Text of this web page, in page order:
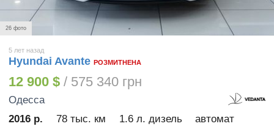
26 фото
5 лет назад
Hyundai Avante РОЗМИТНЕНА
12 900 $ / 575 340 грн
Одесса
2016 р.
78 тыс. км 1.6 л. дизель автомат